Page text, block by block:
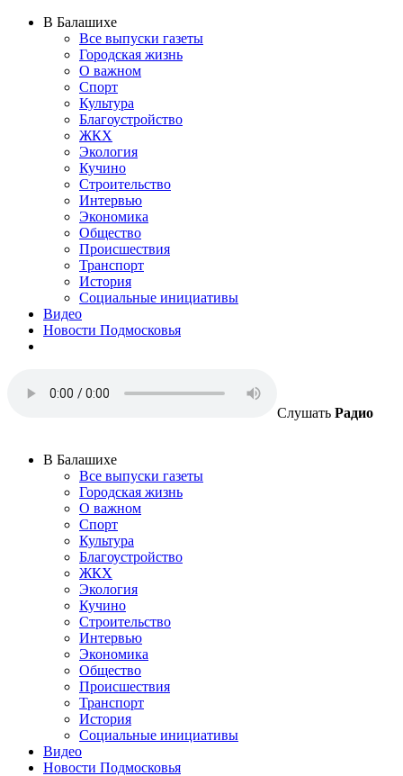
В Балашихе
Все выпуски газеты
Городская жизнь
О важном
Спорт
Культура
Благоустройство
ЖКХ
Экология
Кучино
Строительство
Интервью
Экономика
Общество
Происшествия
Транспорт
История
Социальные инициативы
Видео
Новости Подмосковья
Слушать Радио
В Балашихе
Все выпуски газеты
Городская жизнь
О важном
Спорт
Культура
Благоустройство
ЖКХ
Экология
Кучино
Строительство
Интервью
Экономика
Общество
Происшествия
Транспорт
История
Социальные инициативы
Видео
Новости Подмосковья